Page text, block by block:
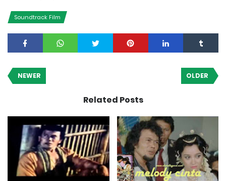
Soundtrack Film
NEWER OLDER
Related Posts